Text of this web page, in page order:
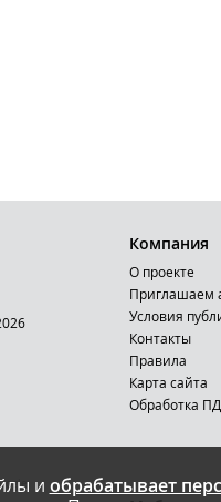
и обрабатывает
Компания
О проекте
Приглашаем
Условия
Контакты
Правила
Карта сайта
Обработка ПД